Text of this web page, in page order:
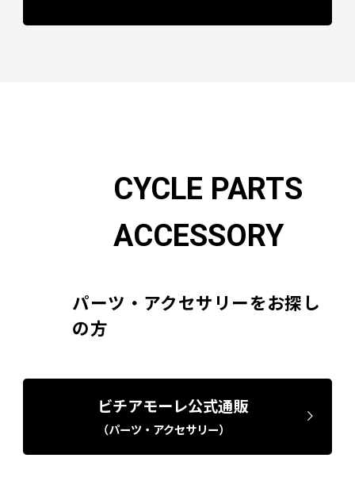
CYCLE PARTS
ACCESSORY
パーツ・アクセサリーをお探し
の方
ビチアモーレ公式通販
（パーツ・アクセサリー）